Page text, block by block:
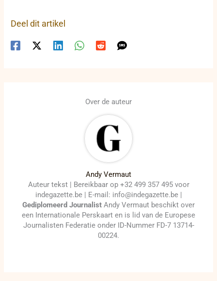
Deel dit artikel
Over de auteur
Andy Vermaut
Auteur tekst | Bereikbaar op +32 499 357 495 voor
indegazette.be | E-mail: info@indegazette.be |
Gediplomeerd Journalist Andy Vermaut beschikt over
een Internationale Perskaart en is lid van de Europese
Journalisten Federatie onder ID-Nummer FD-7 13714-
00224.